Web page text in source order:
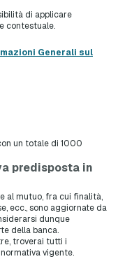
di applicare
contestuale.
Generali sul
un totale di 1000
predisposta in
al mutuo, fra cui finalità,
ecc., sono aggiornate da
dunque
della banca.
troverai tutti i
vigente.